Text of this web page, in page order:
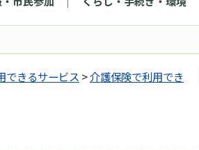
できるサービス >介護保険で利用でき